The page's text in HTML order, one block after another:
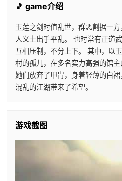
🎵 game介绍
玉莲之剑时值乱世，群恶割据一
人义士出手平乱。 也时常有正道
互相压制，不分上下。 其中，以
村的孤儿，在多名实力高强的馆
她们放弃了甲胄，身着轻薄的白
混乱的江湖带来了希望。
游戏截图